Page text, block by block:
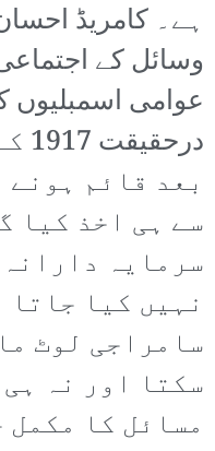
ہے۔ کامریڈ
وسائل کے
عوامی اسمبلیوں
بعد قائم
سے ہی اخذ کیا
سرمایہ
نہیں کیا
سامراجی لوٹ
سکتا اور نہ
مسائل کا